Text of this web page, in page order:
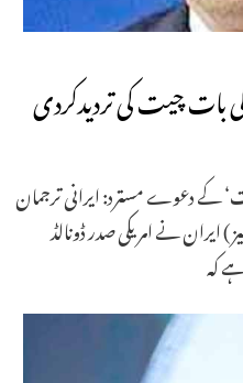
بات چیت کی تردیدکردی
کے دعوے مسترد: ایرانی ترجمان
( ایجنسیز ) ایران نے امریکی صدر ڈونالڈ
کہ